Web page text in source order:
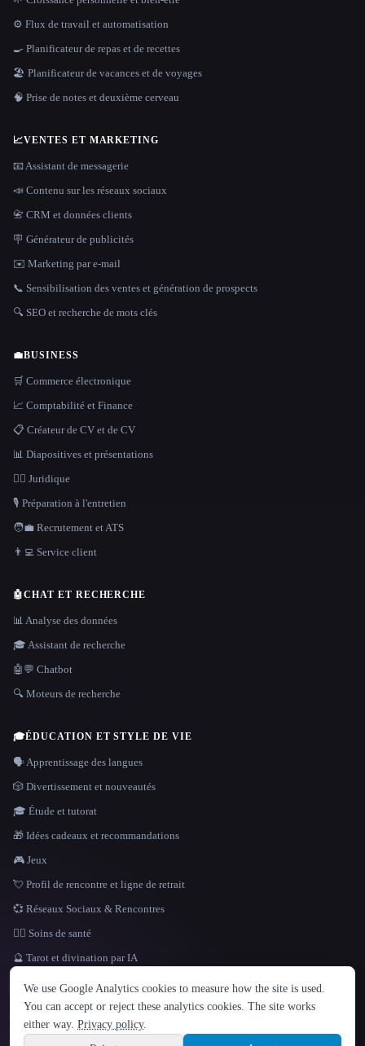
LANGUE
English español Français Русский 简体中文
Hindi
⚙️ Flux de travail et automatisation
🍳 Planificateur de repas et de recettes
🏖 Planificateur de vacances et de voyages
🧠 Prise de notes et deuxième cerveau
📈VENTES ET MARKETING
📧 Assistant de messagerie
📣 Contenu sur les réseaux sociaux
📇 CRM et données clients
🪧 Générateur de publicités
✉️ Marketing par e-mail
📞 Sensibilisation des ventes et génération de prospects
🔍 SEO et recherche de mots clés
💼BUSINESS
🛒 Commerce électronique
📈 Comptabilité et Finance
📋 Créateur de CV et de CV
📊 Diapositives et présentations
👩‍⚖️ Juridique
🎙️ Préparation à l'entretien
🧑‍💼 Recrutement et ATS
👨‍💻 Service client
🤖CHAT ET RECHERCHE
📊 Analyse des données
🎓 Assistant de recherche
🤖💬 Chatbot
🔍 Moteurs de recherche
🎓ÉDUCATION ET STYLE DE VIE
🗣️ Apprentissage des langues
🎲 Divertissement et nouveautés
🎓 Étude et tutorat
🎁 Idées cadeaux et recommandations
🎮 Jeux
💘 Profil de rencontre et ligne de retrait
💞 Réseaux Sociaux & Rencontres
👩‍⚕️ Soins de santé
🔮 Tarot et divination par IA
Site information
© 2026 That AI Collection. Tous droits réservés.
politique de confidentialité
We use Google Analytics cookies to measure how the site is used.
You can accept or reject these analytics cookies. The site works
either way. Privacy policy.